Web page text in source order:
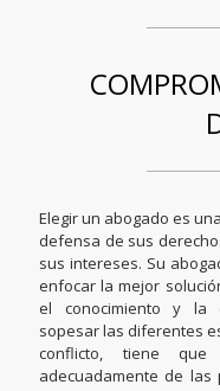
Elegir un abogado es
defensa de sus
sus intereses. Su
enfocar la mejor
el conocimiento y la
sopesar las diferentes
conflicto, tiene
adecuadamente de